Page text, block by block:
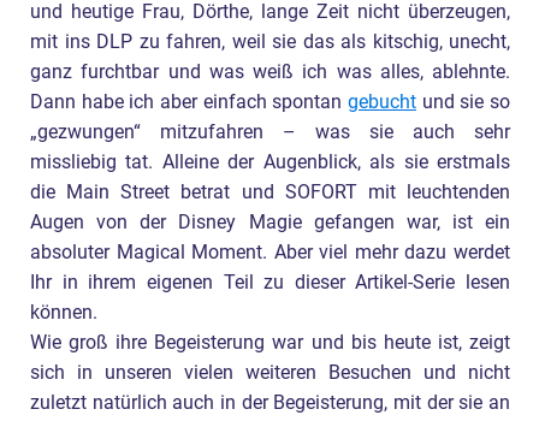
und heutige Frau, Dörthe, lange Zeit nicht überzeugen,
mit ins DLP zu fahren, weil sie das als kitschig, unecht,
ganz furchtbar und was weiß ich was alles, ablehnte.
Dann habe ich aber einfach spontan gebucht und sie so
„gezwungen“ mitzufahren – was sie auch sehr
missliebig tat. Alleine der Augenblick, als sie erstmals
die Main Street betrat und SOFORT mit leuchtenden
Augen von der Disney Magie gefangen war, ist ein
absoluter Magical Moment. Aber viel mehr dazu werdet
Ihr in ihrem eigenen Teil zu dieser Artikel-Serie lesen
können.
Wie groß ihre Begeisterung war und bis heute ist, zeigt
sich in unseren vielen weiteren Besuchen und nicht
zuletzt natürlich auch in der Begeisterung, mit der sie an